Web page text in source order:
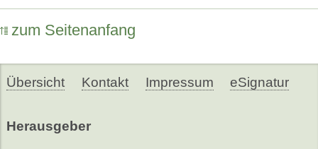
zum Seitenanfang
Übersicht Kontakt Impressum eSignatur
Herausgeber